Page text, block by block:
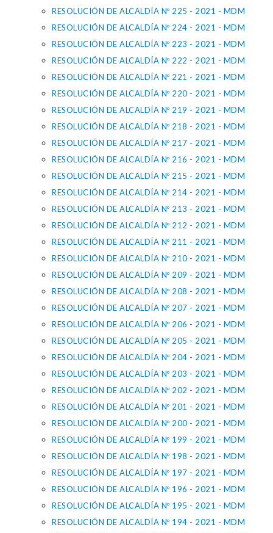
RESOLUCIÓN DE ALCALDÍA Nº 225 - 2021 - MDM
RESOLUCIÓN DE ALCALDÍA Nº 224 - 2021 - MDM
RESOLUCIÓN DE ALCALDÍA Nº 223 - 2021 - MDM
RESOLUCIÓN DE ALCALDÍA Nº 222 - 2021 - MDM
RESOLUCIÓN DE ALCALDÍA Nº 221 - 2021 - MDM
RESOLUCIÓN DE ALCALDÍA Nº 220 - 2021 - MDM
RESOLUCIÓN DE ALCALDÍA Nº 219 - 2021 - MDM
RESOLUCIÓN DE ALCALDÍA Nº 218 - 2021 - MDM
RESOLUCIÓN DE ALCALDÍA Nº 217 - 2021 - MDM
RESOLUCIÓN DE ALCALDÍA Nº 216 - 2021 - MDM
RESOLUCIÓN DE ALCALDÍA Nº 215 - 2021 - MDM
RESOLUCIÓN DE ALCALDÍA Nº 214 - 2021 - MDM
RESOLUCIÓN DE ALCALDÍA Nº 213 - 2021 - MDM
RESOLUCIÓN DE ALCALDÍA Nº 212 - 2021 - MDM
RESOLUCIÓN DE ALCALDÍA Nº 211 - 2021 - MDM
RESOLUCIÓN DE ALCALDÍA Nº 210 - 2021 - MDM
RESOLUCIÓN DE ALCALDÍA Nº 209 - 2021 - MDM
RESOLUCIÓN DE ALCALDÍA Nº 208 - 2021 - MDM
RESOLUCIÓN DE ALCALDÍA Nº 207 - 2021 - MDM
RESOLUCIÓN DE ALCALDÍA Nº 206 - 2021 - MDM
RESOLUCIÓN DE ALCALDÍA Nº 205 - 2021 - MDM
RESOLUCIÓN DE ALCALDÍA Nº 204 - 2021 - MDM
RESOLUCIÓN DE ALCALDÍA Nº 203 - 2021 - MDM
RESOLUCIÓN DE ALCALDÍA Nº 202 - 2021 - MDM
RESOLUCIÓN DE ALCALDÍA Nº 201 - 2021 - MDM
RESOLUCIÓN DE ALCALDÍA Nº 200 - 2021 - MDM
RESOLUCIÓN DE ALCALDÍA Nº 199 - 2021 - MDM
RESOLUCIÓN DE ALCALDÍA Nº 198 - 2021 - MDM
RESOLUCIÓN DE ALCALDÍA Nº 197 - 2021 - MDM
RESOLUCIÓN DE ALCALDÍA Nº 196 - 2021 - MDM
RESOLUCIÓN DE ALCALDÍA Nº 195 - 2021 - MDM
RESOLUCIÓN DE ALCALDÍA Nº 194 - 2021 - MDM